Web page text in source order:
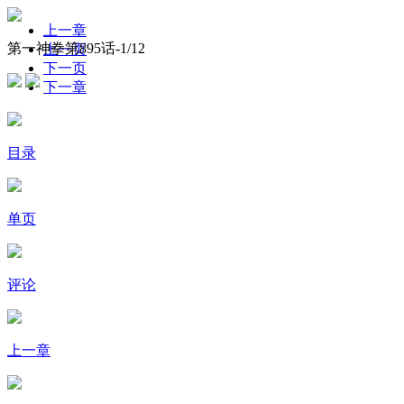
第一神拳第895话-1/12
上一章
上一页
下一页
下一章
目录
单页
评论
上一章